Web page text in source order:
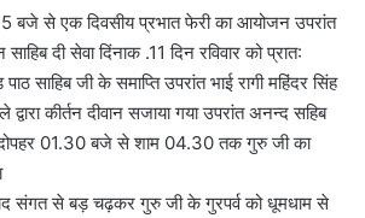
5 बजे से एक दिवसीय प्रभात फेरी का आयोजन उपरांत
दी सेवा दिंनाक .11 दिन रविवार को प्रात:
साहिब जी के समाप्ति उपरांत भाई रागी महिंदर सिंह
कीर्तन दीवान सजाया गया उपरांत अनन्द सहिब
01.30 बजे से शाम 04.30 तक गुरु जी का
संगत से बड़ चढ़कर गुरु जी के गुरपर्व को धूमधाम से